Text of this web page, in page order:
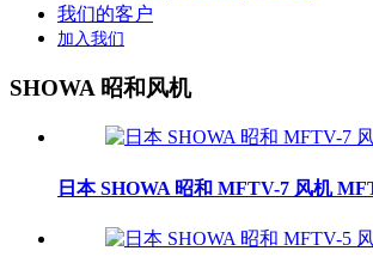
我们的客户
加入我们
SHOWA 昭和风机
日本 SHOWA 昭和 MFTV-7 风机